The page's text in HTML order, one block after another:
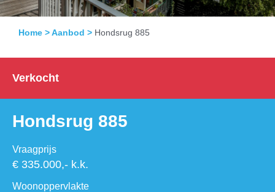
Home >Aanbod > Hondsrug 885
Verkocht
Hondsrug 885
Vraagprijs
€ 335.000,- k.k.
Woonoppervlakte